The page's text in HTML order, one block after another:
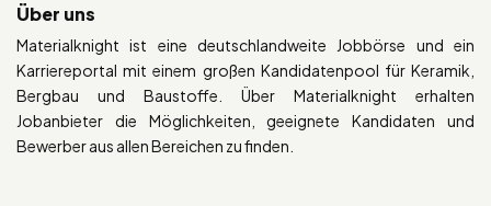
Über uns
Materialknight ist eine deutschlandweite Jobbörse und ein
Karriereportal mit einem großen Kandidatenpool für Keramik,
Bergbau und Baustoffe. Über Materialknight erhalten
Jobanbieter die Möglichkeiten, geeignete Kandidaten und
Bewerber aus allen Bereichen zu finden.